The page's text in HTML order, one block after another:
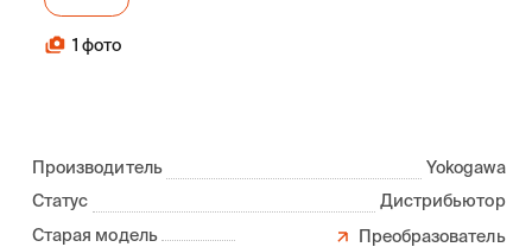
1 фото
Производитель
Yokogawa
Статус
Дистрибьютор
Старая модель
Преобразователь